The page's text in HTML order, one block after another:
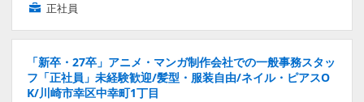
正社員
「新卒・27卒」アニメ・マンガ制作会社での一般事務スタッ
フ「正社員」未経験歓迎/髪型・服装自由/ネイル・ピアスO
K/川崎市幸区中幸町1丁目